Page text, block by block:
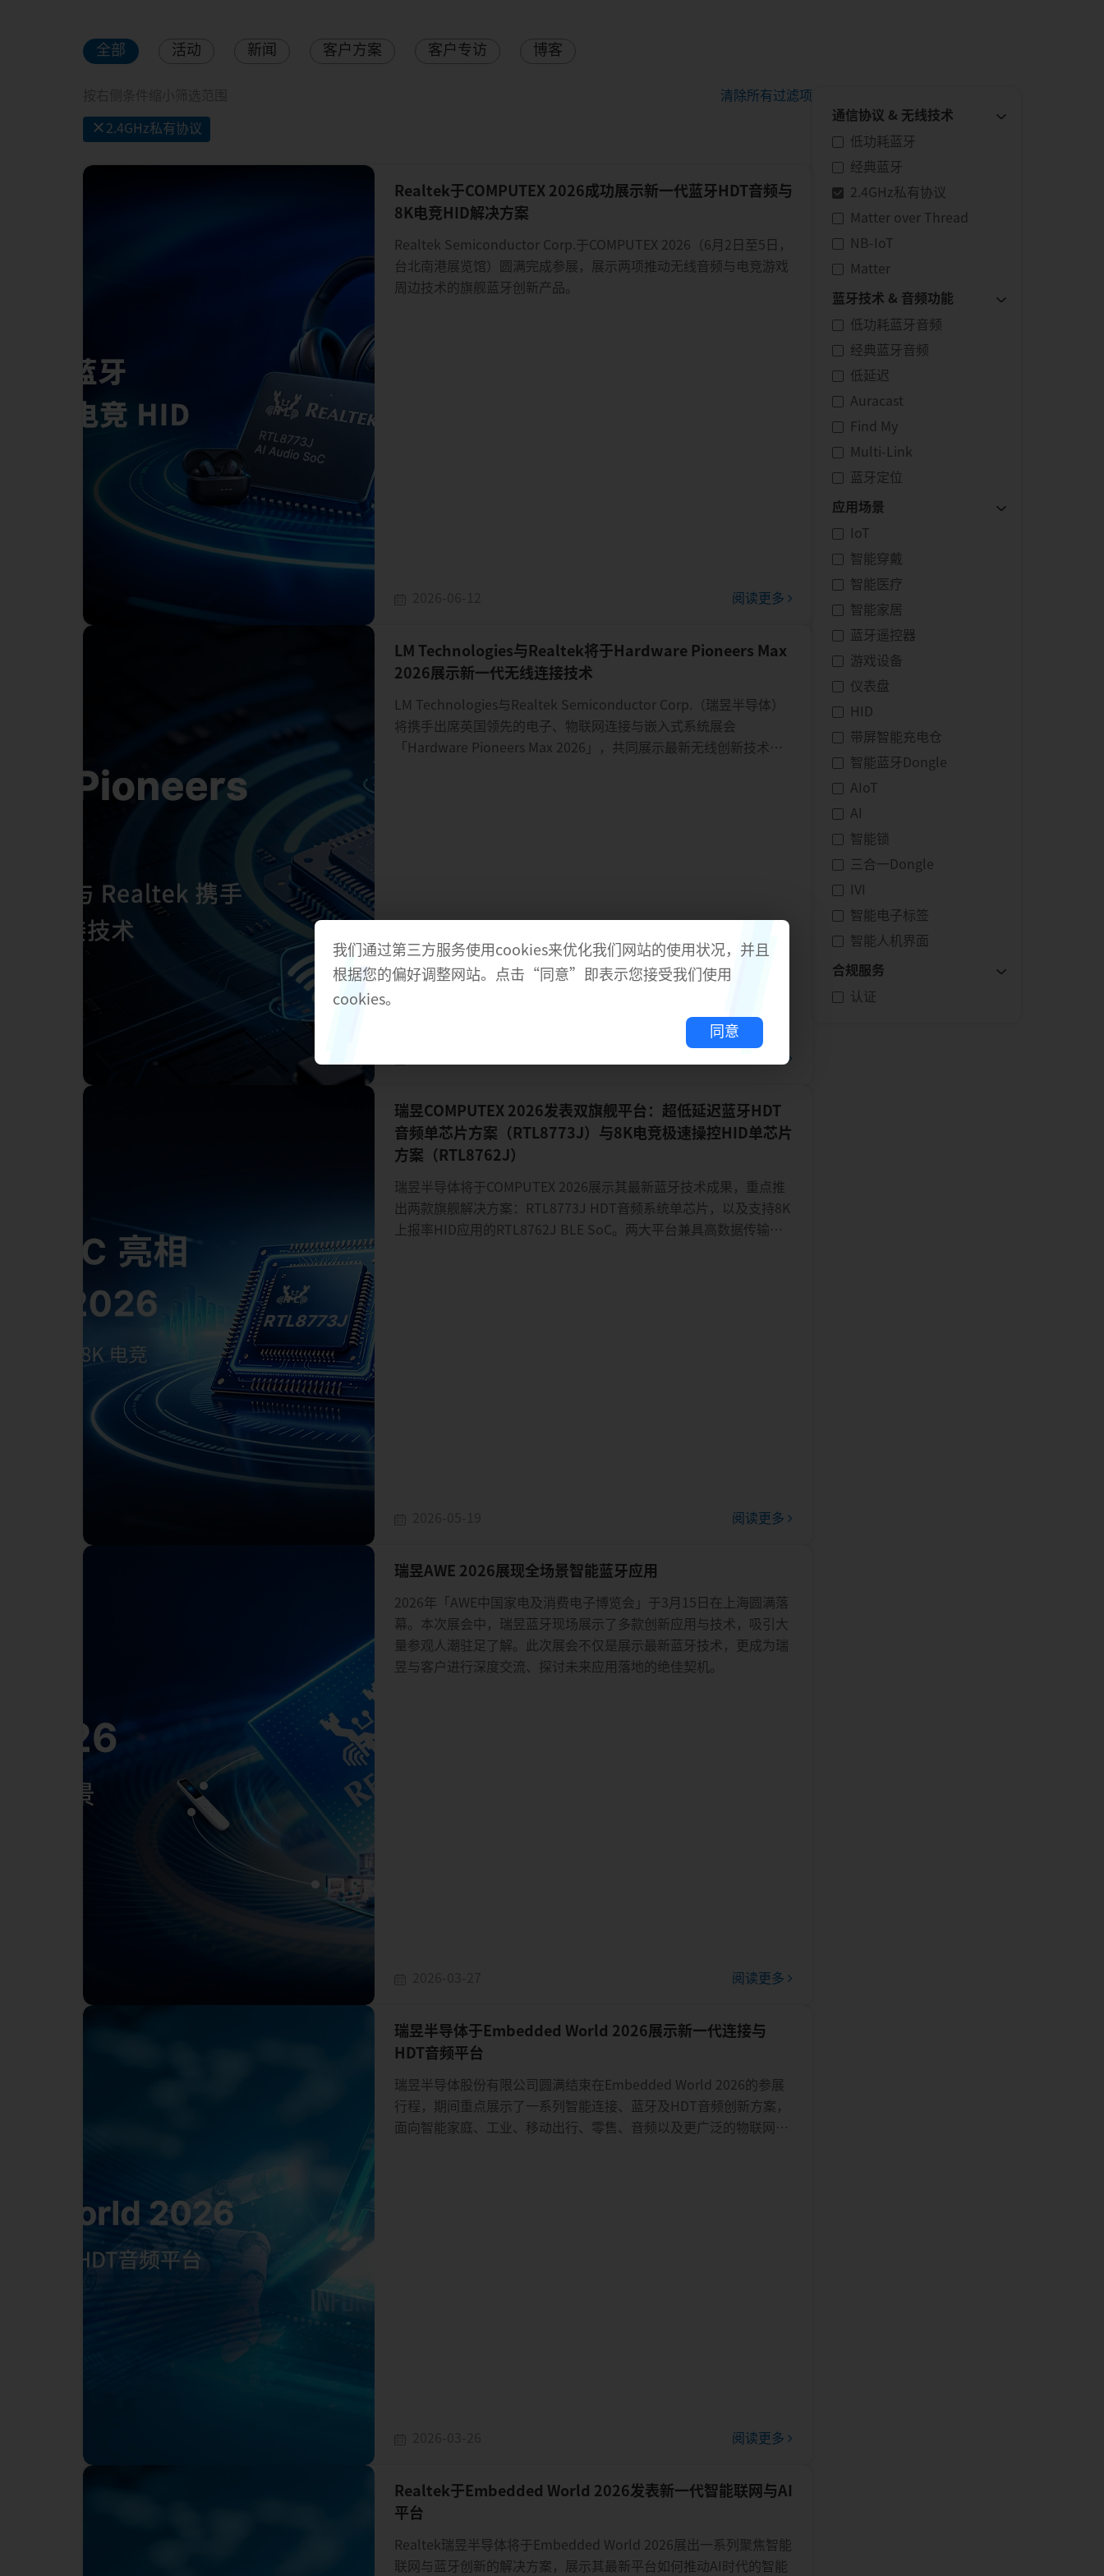
全部 活动 新闻 客户方案 客户专访 博客
清除所有过滤项
× 2.4GHz私有协议
Realtek于COMPUTEX 2026成功展示新一代蓝牙HDT音频与
8K电竞HID解决方案
Realtek Semiconductor Corp.于COMPUTEX 2026（6月2日至5日，
台北南港展览馆）圆满完成参展，展示两项推动无线音频与电竞游戏
周边技术的旗舰蓝牙创新产品。
阅读更多
LM Technologies与Realtek将于Hardware Pioneers Max
2026展示新一代无线连接技术
LM Technologies与Realtek Semiconductor Corp.（瑞昱半导体）
将携手出席英国领先的电子、物联网连接与嵌入式系统展会
「Hardware Pioneers Max 2026」，共同展示最新无线创新技术。
阅读更多
瑞昱COMPUTEX 2026发表双旗舰平台：超低延迟蓝牙HDT
音频单芯片方案（RTL8773J）与8K电竞极速操控HID单芯片
方案（RTL8762J）
瑞昱半导体将于COMPUTEX 2026展示其最新蓝牙技术成果，重点推
出两款旗舰解决方案：RTL8773J HDT音频系统单芯片，以及支持8K
上报率HID应用的RTL8762J BLE SoC。两大平台兼具高数据传输
阅读更多
瑞昱AWE 2026展现全场景智能蓝牙应用
2026年「AWE中国家电及消费电子博览会」于3月15日在上海圆满落
幕。本次展会中，瑞昱蓝牙现场展示了多款创新应用与技术，吸引大
量参观人潮驻足了解。此次展会不仅是展示最新蓝牙技术，更成为瑞
昱与客户进行深度交流、探讨未来应用落地的绝佳契机。
阅读更多
瑞昱半导体于Embedded World 2026展示新一代连接与
HDT音频平台
瑞昱半导体股份有限公司圆满结束在Embedded World 2026的参展
行程，期间重点展示了一系列智能连接、蓝牙及HDT音频创新方案，
面向智能家庭、工业、移动出行、零售、音频以及更广泛的物联网应
阅读更多
Realtek于Embedded World 2026发表新一代智能联网与AI
平台
Realtek瑞昱半导体将于Embedded World 2026展出一系列聚焦智能
联网与蓝牙创新的解决方案，展示其最新平台如何推动AI时代的智能
通信协议 & 无线技术
低功耗蓝牙
经典蓝牙
2.4GHz私有协议
Matter over Thread
NB-IoT
Matter
蓝牙技术 & 音频功能
低功耗蓝牙音频
经典蓝牙音频
低延迟
Auracast
Find My
Multi-Link
蓝牙定位
应用场景
IoT
智能穿戴
智能医疗
智能家居
蓝牙遥控器
游戏设备
仪表盘
HID
带屏智能充电仓
智能蓝牙Dongle
AIoT
AI
智能锁
三合一Dongle
IVI
智能电子标签
智能人机界面
合规服务
认证
我们通过第三方服务使用cookies来优化我们网站的使用状况，并且
根据您的偏好调整网站。点击“同意”即表示您接受我们使用
cookies。
同意